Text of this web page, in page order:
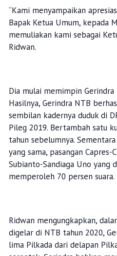
“Kami menyampaikan
Bapak Ketua Umum, kepada
memuliakan kami sebagai
Ridwan.
Dia mulai memimpin Gerindra
Hasilnya, Gerindra NTB
sembilan kadernya duduk di
Pileg 2019. Bertambah satu
tahun sebelumnya.
yang sama, pasangan Capres-
Subianto-Sandiaga Uno yang
memperoleh 70 persen suara.
Ridwan mengungkapkan,
digelar di NTB tahun 2020,
lima Pilkada dari delapan